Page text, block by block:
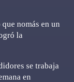
nomás en un
la
se trabaja
en